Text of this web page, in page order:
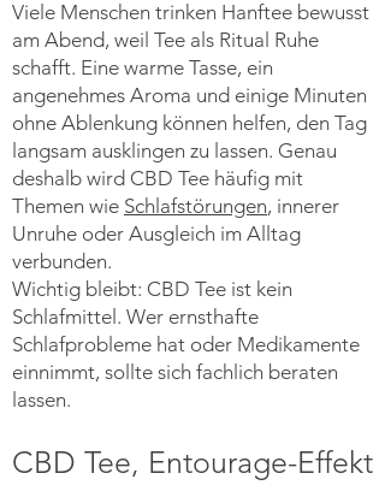
Viele Menschen trinken Hanftee bewusst
am Abend, weil Tee als Ritual Ruhe
schafft. Eine warme Tasse, ein
angenehmes Aroma und einige Minuten
ohne Ablenkung können helfen, den Tag
langsam ausklingen zu lassen. Genau
deshalb wird CBD Tee häufig mit
Themen wie Schlafstörungen, innerer
Unruhe oder Ausgleich im Alltag
verbunden.
Wichtig bleibt: CBD Tee ist kein
Schlafmittel. Wer ernsthafte
Schlafprobleme hat oder Medikamente
einnimmt, sollte sich fachlich beraten
lassen.
CBD Tee, Entourage-Effekt